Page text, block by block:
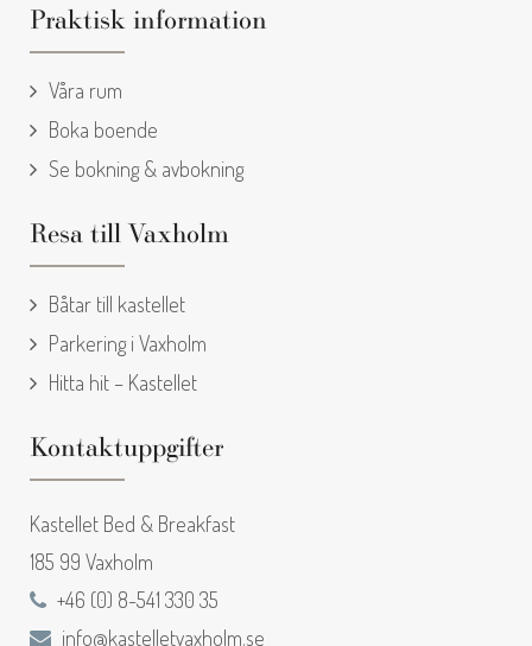
Praktisk information
Våra rum
Boka boende
Se bokning & avbokning
Resa till Vaxholm
Båtar till kastellet
Parkering i Vaxholm
Hitta hit – Kastellet
Kontaktuppgifter
Kastellet Bed & Breakfast
185 99 Vaxholm
+46 (0) 8-541 330 35
info@kastelletvaxholm.se